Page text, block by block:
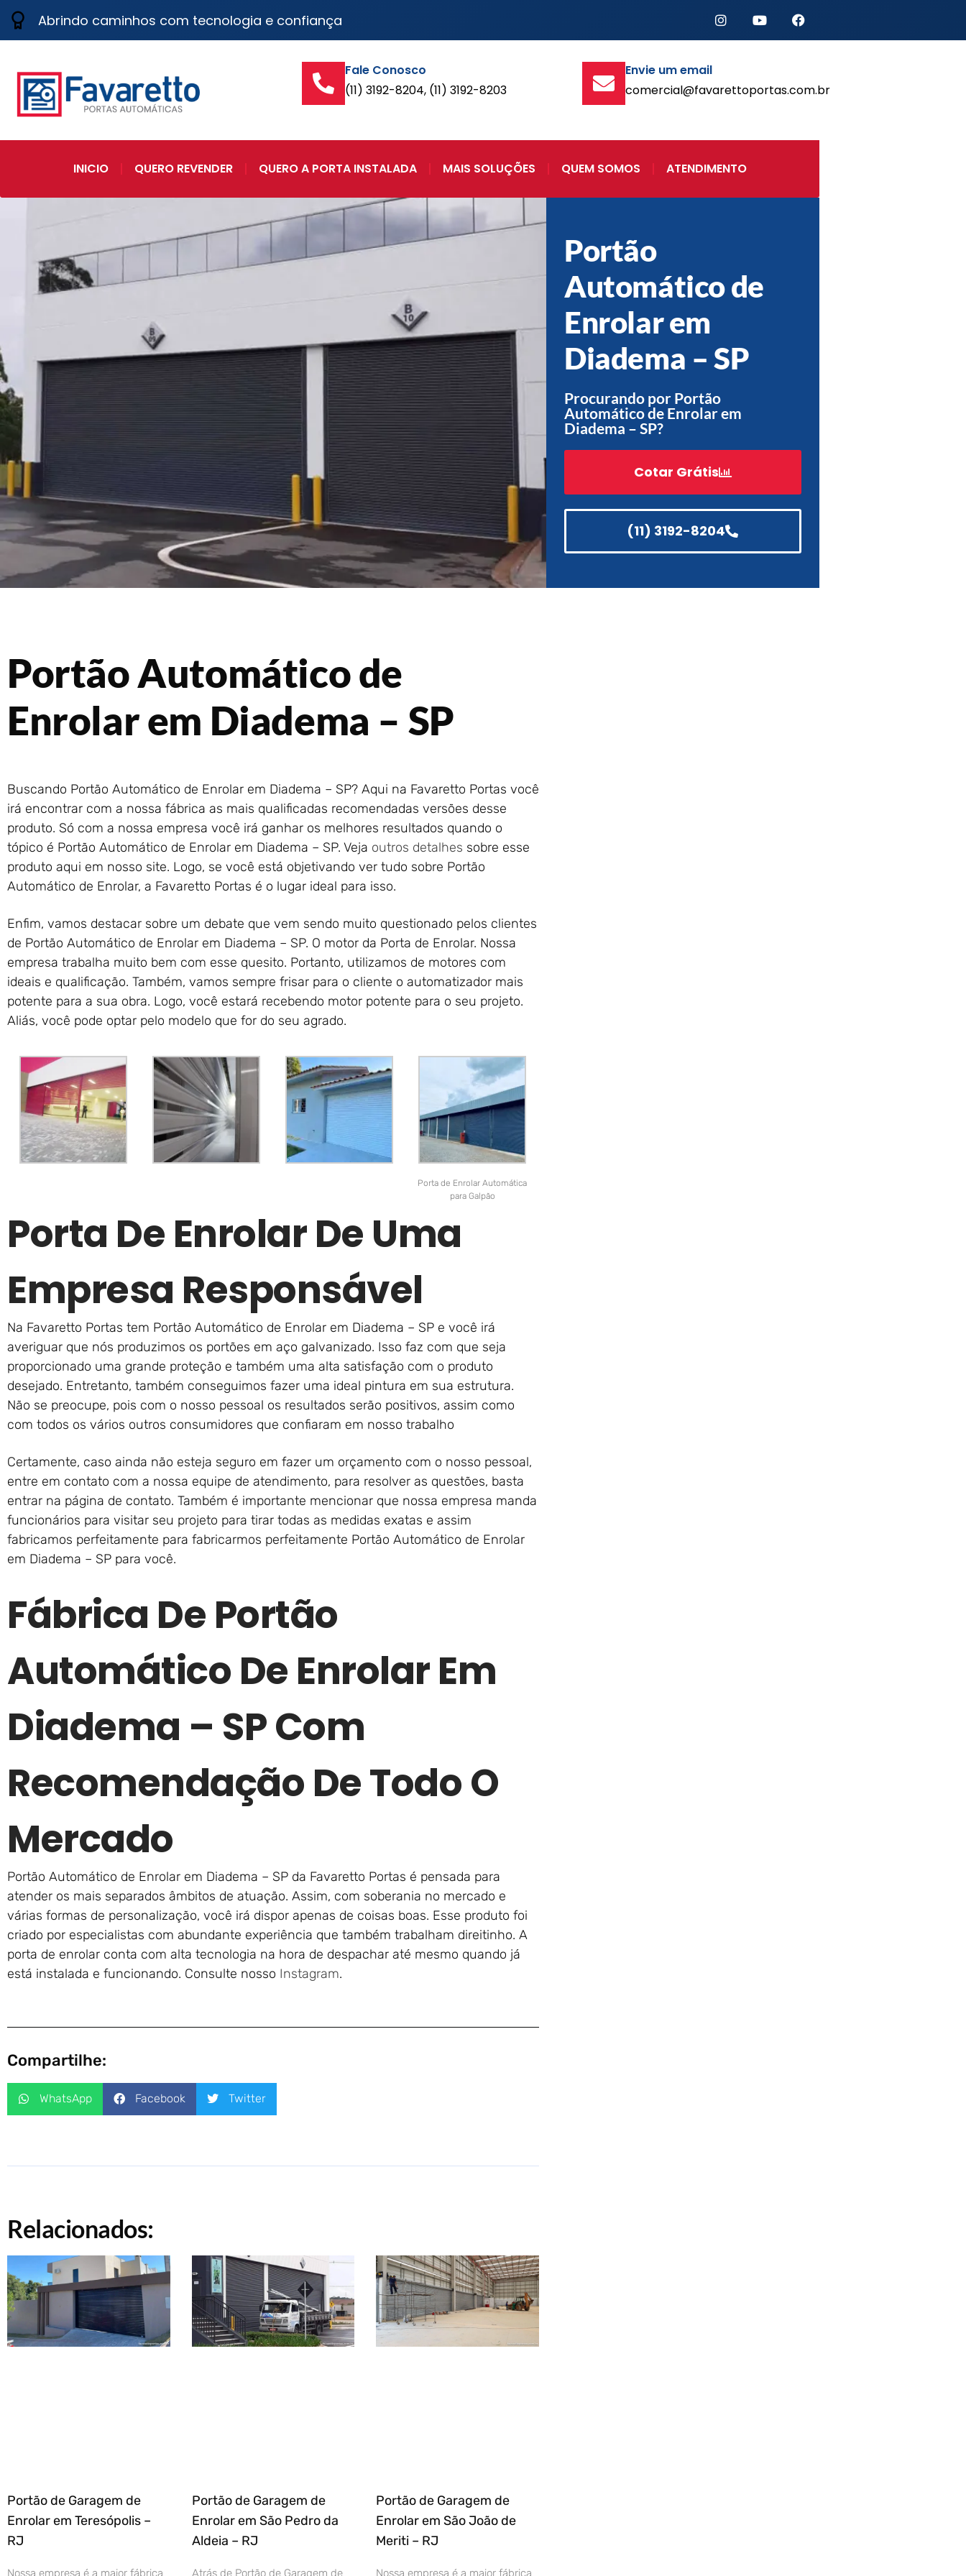
Abrindo caminhos com tecnologia e confiança
Fale Conosco
(11) 3192-8204, (11) 3192-8203
Envie um email
comercial@favarettoportas.com.br
INICIO QUERO REVENDER QUERO A PORTA INSTALADA MAIS SOLUÇÕES QUEM SOMOS ATENDIMENTO
Portão
Automático de
Enrolar em
Diadema – SP
Procurando por Portão
Automático de Enrolar em
Diadema – SP?
Cotar Grátis
(11) 3192-8204
Portão Automático de
Enrolar em Diadema – SP
Buscando Portão Automático de Enrolar em Diadema – SP? Aqui na Favaretto Portas você
irá encontrar com a nossa fábrica as mais qualificadas recomendadas versões desse
produto. Só com a nossa empresa você irá ganhar os melhores resultados quando o
tópico é Portão Automático de Enrolar em Diadema – SP. Veja outros detalhes sobre esse
produto aqui em nosso site. Logo, se você está objetivando ver tudo sobre Portão
Automático de Enrolar, a Favaretto Portas é o lugar ideal para isso.
Enfim, vamos destacar sobre um debate que vem sendo muito questionado pelos clientes
de Portão Automático de Enrolar em Diadema – SP. O motor da Porta de Enrolar. Nossa
empresa trabalha muito bem com esse quesito. Portanto, utilizamos de motores com
ideais e qualificação. Também, vamos sempre frisar para o cliente o automatizador mais
potente para a sua obra. Logo, você estará recebendo motor potente para o seu projeto.
Aliás, você pode optar pelo modelo que for do seu agrado.
Porta de Enrolar Automática
para Galpão
Porta De Enrolar De Uma
Empresa Responsável
Na Favaretto Portas tem Portão Automático de Enrolar em Diadema – SP e você irá
averiguar que nós produzimos os portões em aço galvanizado. Isso faz com que seja
proporcionado uma grande proteção e também uma alta satisfação com o produto
desejado. Entretanto, também conseguimos fazer uma ideal pintura em sua estrutura.
Não se preocupe, pois com o nosso pessoal os resultados serão positivos, assim como
com todos os vários outros consumidores que confiaram em nosso trabalho
Certamente, caso ainda não esteja seguro em fazer um orçamento com o nosso pessoal,
entre em contato com a nossa equipe de atendimento, para resolver as questões, basta
entrar na página de contato. Também é importante mencionar que nossa empresa manda
funcionários para visitar seu projeto para tirar todas as medidas exatas e assim
fabricamos perfeitamente para fabricarmos perfeitamente Portão Automático de Enrolar
em Diadema – SP para você.
Fábrica De Portão
Automático De Enrolar Em
Diadema – SP Com
Recomendação De Todo O
Mercado
Portão Automático de Enrolar em Diadema – SP da Favaretto Portas é pensada para
atender os mais separados âmbitos de atuação. Assim, com soberania no mercado e
várias formas de personalização, você irá dispor apenas de coisas boas. Esse produto foi
criado por especialistas com abundante experiência que também trabalham direitinho. A
porta de enrolar conta com alta tecnologia na hora de despachar até mesmo quando já
está instalada e funcionando. Consulte nosso Instagram.
Compartilhe:
WhatsApp Facebook Twitter
Relacionados:
Portão de Garagem de
Enrolar em Teresópolis –
RJ
Nossa empresa é a maior fábrica
Portão de Garagem de
Enrolar em São Pedro da
Aldeia – RJ
Atrás de Portão de Garagem de
Portão de Garagem de
Enrolar em São João de
Meriti – RJ
Nossa empresa é a maior fábrica